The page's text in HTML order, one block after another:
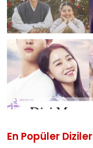
En Popüler Diziler